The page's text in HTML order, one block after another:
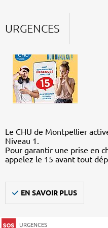
URGENCES
Le CHU de Montpellier
Niveau 1.
Pour garantir une prise en
appelez le 15 avant tout
EN SAVOIR PLUS
URGENCES